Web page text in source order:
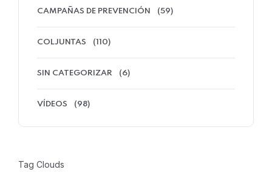
CAMPAÑAS DE PREVENCIÓN (59)
COLJUNTAS (110)
SIN CATEGORIZAR (6)
VÍDEOS (98)
Tag Clouds